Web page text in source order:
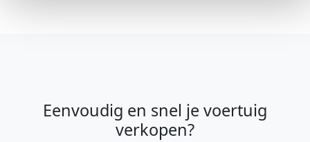
Eenvoudig en snel je voertuig
verkopen?